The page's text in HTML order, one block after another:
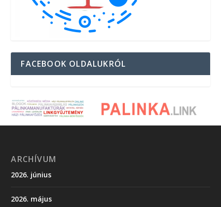
FACEBOOK OLDALUKRÓL
ARCHÍVUM
2026. június
2026. május